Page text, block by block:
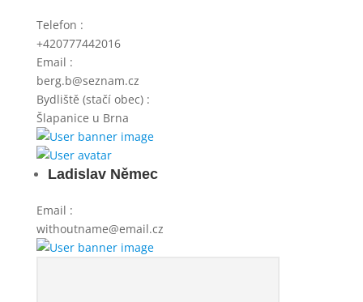
Telefon :
+420777442016
Email :
berg.b@seznam.cz
Bydliště (stačí obec) :
Šlapanice u Brna
Ladislav Němec
Email :
withoutname@email.cz